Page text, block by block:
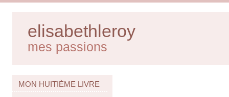
elisabethleroy
mes passions
MON HUITIÈME LIVRE